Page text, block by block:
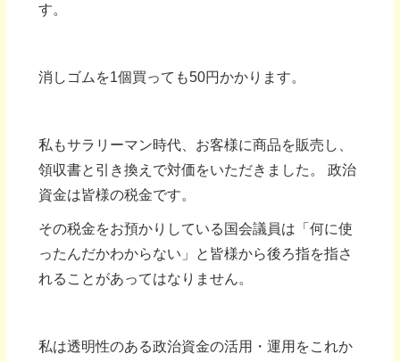
す。
消しゴムを1個買っても50円かかります。
私もサラリーマン時代、お客様に商品を販売し、
領収書と引き換えで対価をいただきました。 政治
資金は皆様の税金です。
その税金をお預かりしている国会議員は「何に使
ったんだかわからない」と皆様から後ろ指を指さ
れることがあってはなりません。
私は透明性のある政治資金の活用・運用をこれか